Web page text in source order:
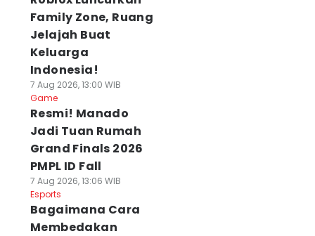
Family Zone, Ruang
Jelajah Buat
Keluarga
Indonesia!
7 Aug 2026, 13:00 WIB
Game
Resmi! Manado
Jadi Tuan Rumah
Grand Finals 2026
PMPL ID Fall
7 Aug 2026, 13:06 WIB
Esports
Bagaimana Cara
Membedakan